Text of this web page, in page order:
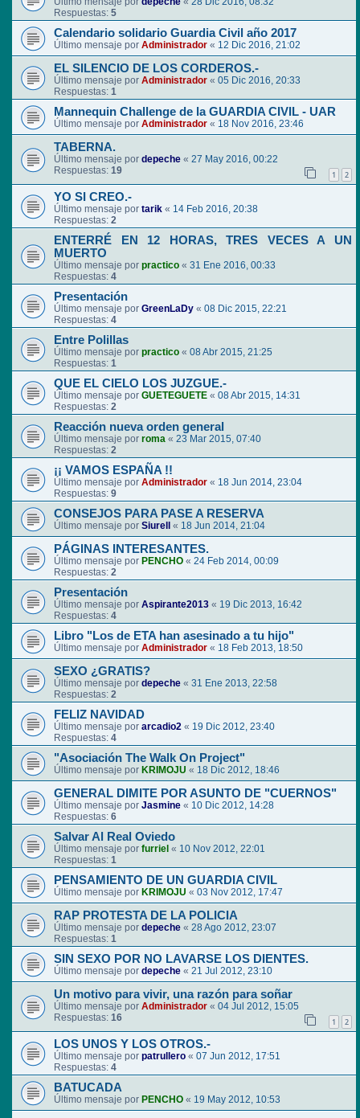
Respuestas: 5
Calendario solidario Guardia Civil año 2017
Último mensaje por Administrador « 12 Dic 2016, 21:02
EL SILENCIO DE LOS CORDEROS.-
Último mensaje por Administrador « 05 Dic 2016, 20:33
Respuestas: 1
Mannequin Challenge de la GUARDIA CIVIL - UAR
Último mensaje por Administrador « 18 Nov 2016, 23:46
TABERNA.
Último mensaje por depeche « 27 May 2016, 00:22
Respuestas: 19 1 2
YO SI CREO.-
Último mensaje por tarik « 14 Feb 2016, 20:38
Respuestas: 2
ENTERRÉ EN 12 HORAS, TRES VECES A UN
MUERTO
Último mensaje por practico « 31 Ene 2016, 00:33
Respuestas: 4
Presentación
Último mensaje por GreenLaDy « 08 Dic 2015, 22:21
Respuestas: 4
Entre Polillas
Último mensaje por practico « 08 Abr 2015, 21:25
Respuestas: 1
QUE EL CIELO LOS JUZGUE.-
Último mensaje por GUETEGUETE « 08 Abr 2015, 14:31
Respuestas: 2
Reacción nueva orden general
Último mensaje por roma « 23 Mar 2015, 07:40
Respuestas: 2
¡¡ VAMOS ESPAÑA !!
Último mensaje por Administrador « 18 Jun 2014, 23:04
Respuestas: 9
CONSEJOS PARA PASE A RESERVA
Último mensaje por Siurell « 18 Jun 2014, 21:04
PÁGINAS INTERESANTES.
Último mensaje por PENCHO « 24 Feb 2014, 00:09
Respuestas: 2
Presentación
Último mensaje por Aspirante2013 « 19 Dic 2013, 16:42
Respuestas: 4
Libro "Los de ETA han asesinado a tu hijo"
Último mensaje por Administrador « 18 Feb 2013, 18:50
SEXO ¿GRATIS?
Último mensaje por depeche « 31 Ene 2013, 22:58
Respuestas: 2
FELIZ NAVIDAD
Último mensaje por arcadio2 « 19 Dic 2012, 23:40
Respuestas: 4
"Asociación The Walk On Project"
Último mensaje por KRIMOJU « 18 Dic 2012, 18:46
GENERAL DIMITE POR ASUNTO DE "CUERNOS"
Último mensaje por Jasmine « 10 Dic 2012, 14:28
Respuestas: 6
Salvar Al Real Oviedo
Último mensaje por furriel « 10 Nov 2012, 22:01
Respuestas: 1
PENSAMIENTO DE UN GUARDIA CIVIL
Último mensaje por KRIMOJU « 03 Nov 2012, 17:47
RAP PROTESTA DE LA POLICIA
Último mensaje por depeche « 28 Ago 2012, 23:07
Respuestas: 1
SIN SEXO POR NO LAVARSE LOS DIENTES.
Último mensaje por depeche « 21 Jul 2012, 23:10
Un motivo para vivir, una razón para soñar
Último mensaje por Administrador « 04 Jul 2012, 15:05
Respuestas: 16 1 2
LOS UNOS Y LOS OTROS.-
Último mensaje por patrullero « 07 Jun 2012, 17:51
Respuestas: 4
BATUCADA
Último mensaje por PENCHO « 19 May 2012, 10:53